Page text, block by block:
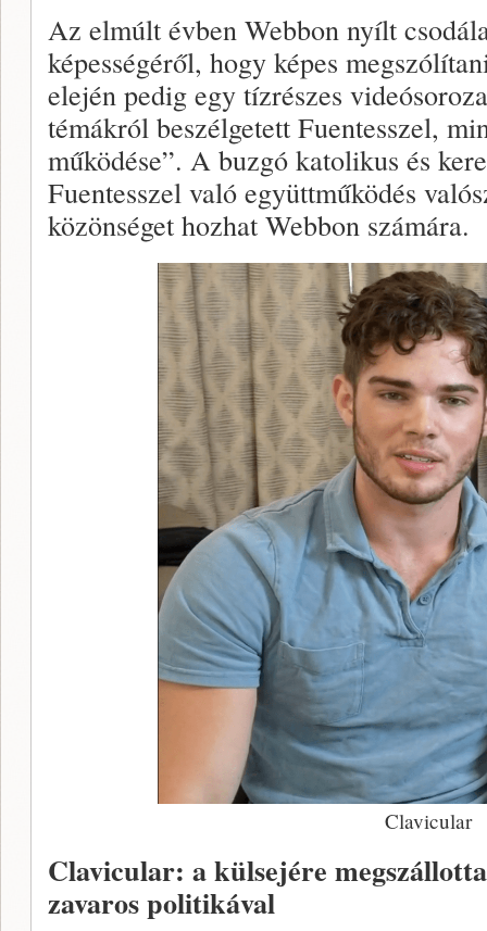
Az elmúlt évben Webbon nyílt
képességéről, hogy képes
elején pedig egy tízrészes
témákról beszélgetett Fuentesszel,
működése”. A buzgó katolikus és
Fuentesszel való együttműködés
közönséget hozhat Webbon számára.
Clavicular
Clavicular: a külsejére
zavaros politikával